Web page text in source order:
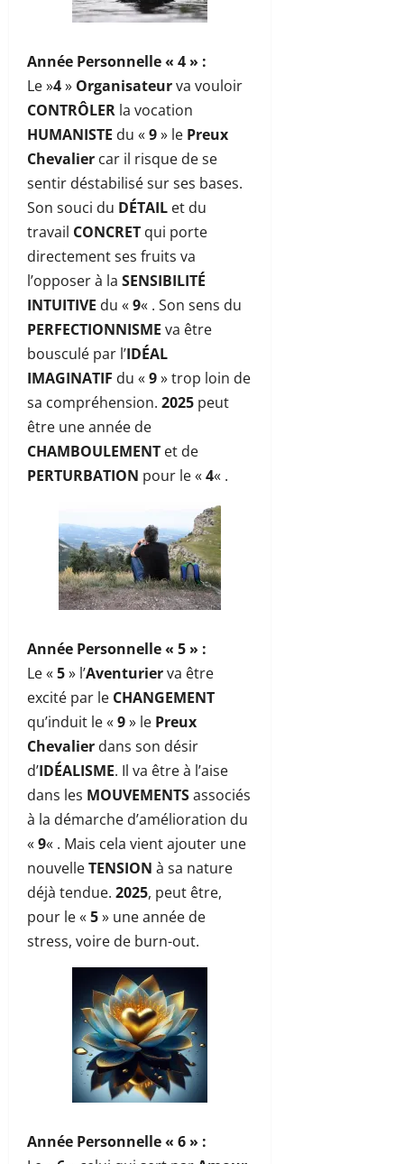
Année Personnelle « 4 » :
Le »4» Organisateurva vouloir
CONTRÔLER la vocation
HUMANISTE du «9» le Preux
Chevalier car il risque de se
sentir déstabilisé sur ses bases.
Son souci du DÉTAIL et du
travail CONCRET qui porte
directement ses fruits va
l’opposer à la SENSIBILITÉ
INTUITIVE du «9« . Son sens du
PERFECTIONNISME va être
bousculé par l’IDÉAL
IMAGINATIF du «9» trop loin de
sa compréhension. 2025 peut
être une année de
CHAMBOULEMENT et de
PERTURBATION pour le «4« .
Année Personnelle « 5 » :
Le «5» l’Aventurierva être
excité par le CHANGEMENT
qu’induit le «9» le Preux
Chevalier dans son désir
d’IDÉALISME. Il va être à l’aise
dans les MOUVEMENTSassociés
à la démarche d’amélioration du
«9« . Mais cela vient ajouter une
nouvelleTENSION à sa nature
déjà tendue. 2025, peut être,
pour le «5» une année de
stress, voire de burn-out.
Année Personnelle « 6 » :